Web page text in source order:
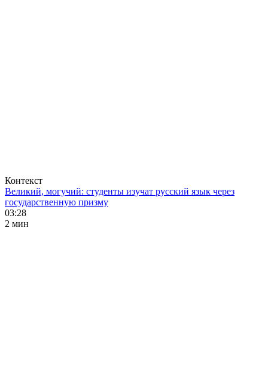
Контекст
Великий, могучий: студенты изучат русский язык через
государственную призму
03:28
2 мин